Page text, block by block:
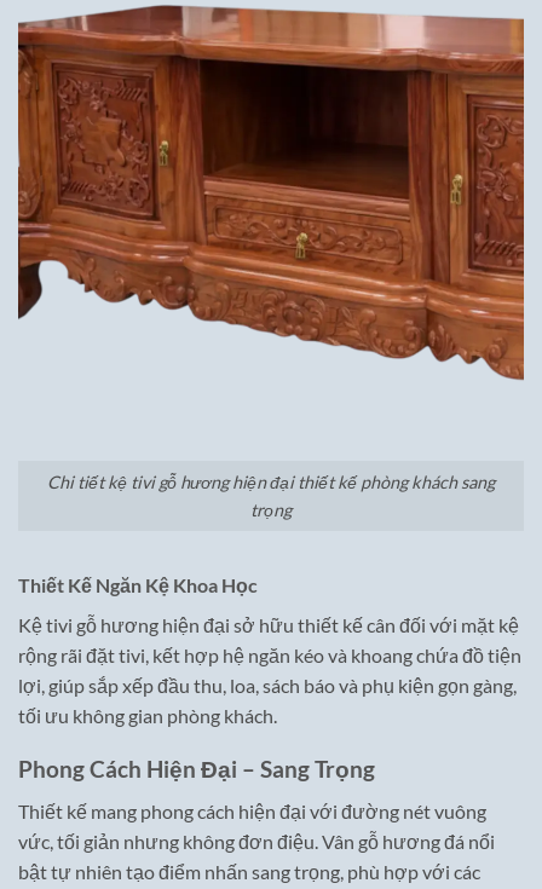
Chi tiết kệ tivi gỗ hương hiện đại thiết kế phòng khách sang
trọng
Thiết Kế Ngăn Kệ Khoa Học
Kệ tivi gỗ hương hiện đại sở hữu thiết kế cân đối với mặt kệ
rộng rãi đặt tivi, kết hợp hệ ngăn kéo và khoang chứa đồ tiện
lợi, giúp sắp xếp đầu thu, loa, sách báo và phụ kiện gọn gàng,
tối ưu không gian phòng khách.
Phong Cách Hiện Đại – Sang Trọng
Thiết kế mang phong cách hiện đại với đường nét vuông
vức, tối giản nhưng không đơn điệu. Vân gỗ hương đá nổi
bật tự nhiên tạo điểm nhấn sang trọng, phù hợp với các